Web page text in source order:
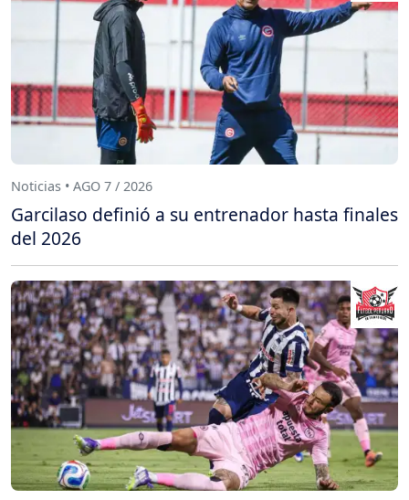
Noticias • AGO 7 / 2026
Garcilaso definió a su entrenador hasta finales
del 2026